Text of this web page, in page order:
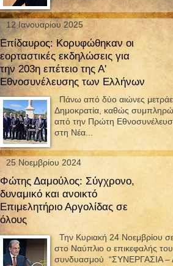
12 Ιανουαρίου 2025
Επίδαυρος: Κορυφώθηκαν οι
εορταστικές εκδηλώσεις για
την 203η επέτειο της Α'
Εθνοσυνέλευσης των Ελλήνων
Πάνω από δύο αιώνες
Δημοκρατία, καθώς
από την Πρώτη
στη Νέα...
25 Νοεμβρίου 2024
Φώτης Δαμούλος: Σύγχρονο,
δυναμικό και ανοικτό
Επιμελητήριο Αργολίδας σε
όλους
Την Κυριακή 24 Νοεμβρίου
στο Ναύπλιο ο επικεφαλής
συνδυασμού “ΣΥΝΕΡΓΑΣΙΑ